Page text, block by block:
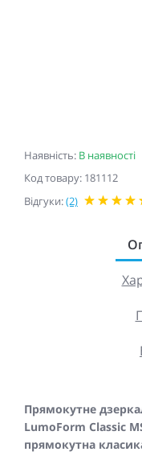
Наявність: В наявності
Код товару: 181112
Відгуки:(2)
Прямокутне
LumoForm Classic
прямокутна